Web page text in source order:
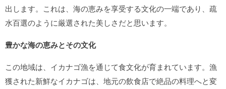
出します。これは、海の恵みを享受する文化の一端であり、疏
水百選のように厳選された美しさだと思います。
豊かな海の恵みとその文化
この地域は、イカナゴ漁を通じて食文化が育まれています。漁
獲された新鮮なイカナゴは、地元の飲食店で絶品の料理へと変